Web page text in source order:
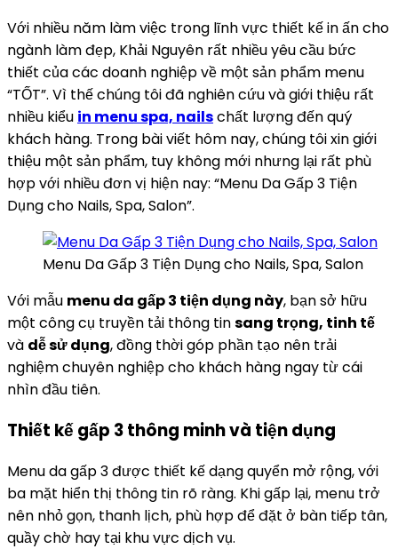
Với nhiều năm làm việc trong lĩnh vực thiết kế in ấn cho
ngành làm đẹp, Khải Nguyên rất nhiều yêu cầu bức
thiết của các doanh nghiệp về một sản phẩm menu
“TỐT”. Vì thế chúng tôi đã nghiên cứu và giới thiệu rất
nhiều kiểu in menu spa, nailschất lượng đến quý
khách hàng. Trong bài viết hôm nay, chúng tôi xin giới
thiệu một sản phẩm, tuy không mới nhưng lại rất phù
hợp với nhiều đơn vị hiện nay: “Menu Da Gấp 3 Tiện
Dụng cho Nails, Spa, Salon”.
Menu Da Gấp 3 Tiện Dụng cho Nails, Spa, Salon
Với mẫu menu da gấp 3 tiện dụng này, bạn sở hữu
một công cụ truyền tải thông tinsang trọng, tinh tế
và dễ sử dụng, đồng thời góp phần tạo nên trải
nghiệm chuyên nghiệp cho khách hàng ngay từ cái
nhìn đầu tiên.
Thiết kế gấp 3 thông minh và tiện dụng
Menu da gấp 3 được thiết kế dạng quyển mở rộng, với
ba mặt hiển thị thông tin rõ ràng. Khi gấp lại, menu trở
nên nhỏ gọn, thanh lịch, phù hợp để đặt ở bàn tiếp tân,
quầy chờ hay tại khu vực dịch vụ.